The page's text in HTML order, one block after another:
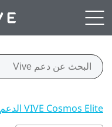
VIVE Cosmos Elite الدعم